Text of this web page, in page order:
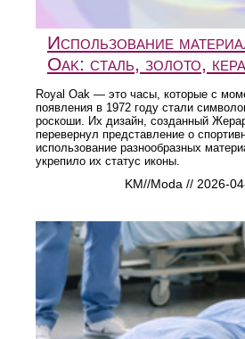
Использование
Oak: сталь, золото,
Royal Oak — это часы, которые с
появления в 1972 году стали
роскоши. Их дизайн, созданный
перевернул представление о
использование разнообразных
укрепило их статус иконы.
KM//Moda // 2026-